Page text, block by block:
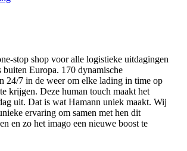
stop shop voor alle logistieke uitdagingen
buiten Europa. 170 dynamische
24/7 in de weer om elke lading in time op
krijgen. Deze human touch maakt het
uit. Dat is wat Hamann uniek maakt. Wij
ervaring om samen met hen dit
en zo het imago een nieuwe boost te